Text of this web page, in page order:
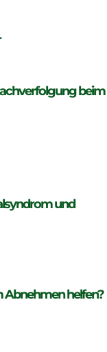
beim
und
Abnehmen helfen?